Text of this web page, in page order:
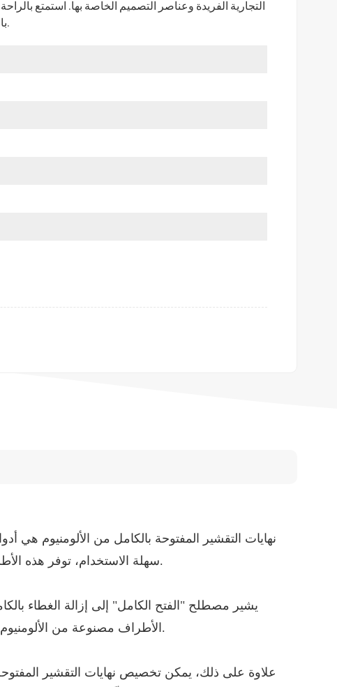
التجارية الفريدة وعناصر التصميم الخاصة بها. استمتع
بالكامل من الألومنيوم مقاس 209#62.5 مم المخصصة.
نهايات التقشير المفتوحة بالكامل من الألومنيوم
سهلة الاستخدام، توفر هذه الأطراف فتحة مريحة وواسعة للوصول الكامل إلى محتويات العلبة.
يشير مصطلح "الفتح الكامل" إلى إزالة الغطاء
الأطراف مصنوعة من الألومنيوم عالي الجودة، مما يضمن المتانة مع الحفاظ على نضارة المنتج.
علاوة على ذلك، يمكن تخصيص نهايات التقشير